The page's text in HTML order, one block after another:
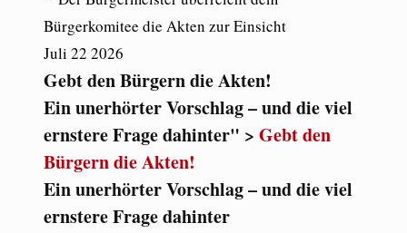
Juli 22 2026
Gebt den Bürgern die Akten!
Ein unerhörter Vorschlag – und die viel
ernstere Frage dahinter" > Gebt den
Bürgern die Akten!
Ein unerhörter Vorschlag – und die viel
ernstere Frage dahinter